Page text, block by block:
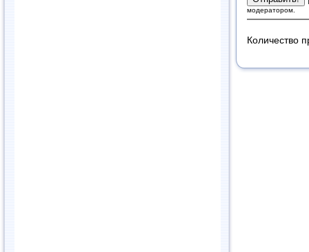
модератором.
Количество